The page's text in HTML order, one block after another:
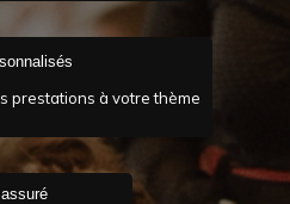
prestations à votre thème